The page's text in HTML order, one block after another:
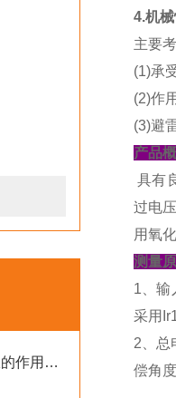
浅谈氧化锌避雷器带电测试仪的作用及其预防
4.机
主要
(1)承
(2)作
(3)避
产品
具有
过电
用氧
测量
1、输
采用
2、总
偿角